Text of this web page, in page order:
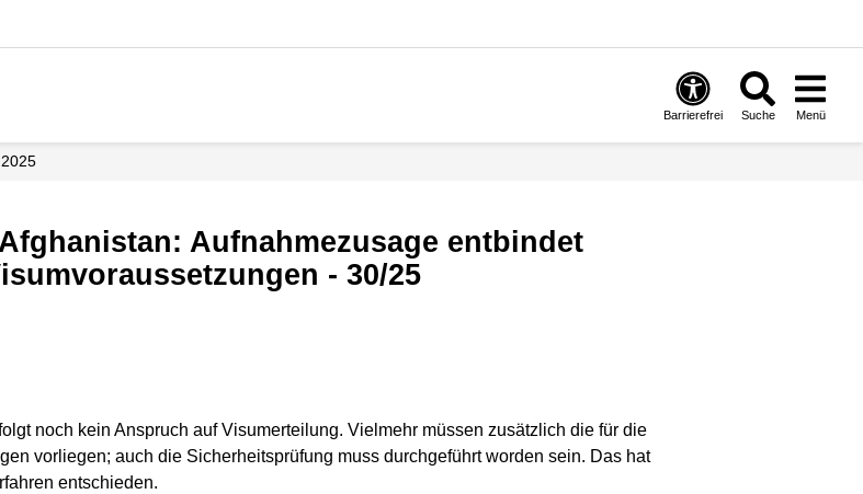
Barrierefrei Suche Menü
2025
- 30/25
noch kein Anspruch auf Visumerteilung. Vielmehr müssen zusätzlich die für die
vorliegen; auch die Sicherheitsprüfung muss durchgeführt worden sein. Das hat
entschieden.